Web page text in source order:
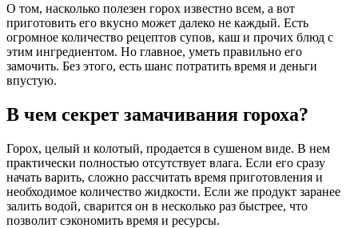
О том, насколько полезен горох известно всем, а вот
приготовить его вкусно может далеко не каждый. Есть
огромное количество рецептов супов, каш и прочих блюд с
этим ингредиентом. Но главное, уметь правильно его
замочить. Без этого, есть шанс потратить время и деньги
впустую.
В чем секрет замачивания гороха?
Горох, целый и колотый, продается в сушеном виде. В нем
практически полностью отсутствует влага. Если его сразу
начать варить, сложно рассчитать время приготовления и
необходимое количество жидкости. Если же продукт заранее
залить водой, сварится он в несколько раз быстрее, что
позволит сэкономить время и ресурсы.